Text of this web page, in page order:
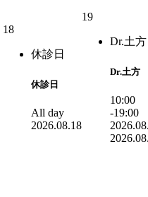
18
休診日
休診日
All day
2026.08.18
19
Dr.土方
Dr.土方
10:00
-19:00